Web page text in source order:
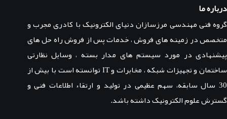
درباره ما
گروه فنی مهندسی مرزسازان دنیای الکترونیک با کادری مجرب و
متخصص در زمینه های فروش ، خدمات پس از فروش راه حل های
پیشنهادی در مورد سیستم های مدار بسته ، وسایل نظارتی
ساختمان و تجهیزات شبکه ، مخابرات و IT توانسته است با بیش از
30 سال سابقه، سهم عظیمی در تولید و ارتقاء اطلاعات فنی و
گسترش علوم الکترونیک داشته باشد.